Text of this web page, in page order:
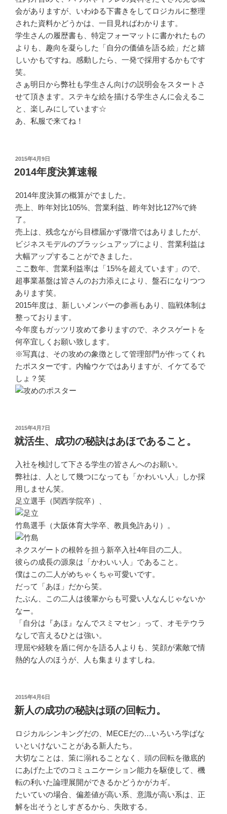
会がありますが、いわゆる下書きをしてロジカルに整理
された資料かどうかは、一目見ればわかります。
学生さんの履歴書も、特定フォーマットに書かれたもの
よりも、趣向を凝らした「自分の価値を語る絵」だと嬉
しいかもですね。感動したら、一発で採用するかもです
笑。
さぁ明日から弊社も学生さん向けの説明会をスタートさ
せて頂きます。ステキな絵を描ける学生さんに会えるこ
と、楽しみにしています☆
あ、私服で来てね！
投
稿
日:
2015年4月9日
2014年度決算速報
2014年度決算の概算がでました。
売上、昨年対比105%、営業利益、昨年対比127%で終
了。
売上は、残念ながら目標届かず微増ではありましたが、
ビジネスモデルのブラッシュアップにより、営業利益は
大幅アップすることができました。
ここ数年、営業利益率は「15%を超えています」ので、
超事業基盤は皆さんのお力添えにより、盤石になりつつ
あります笑。
2015年度は、新しいメンバーの参画もあり、臨戦体制は
整っております。
今年度もガッツリ攻めて参りますので、ネクスゲートを
何卒宜しくお願い致します。
※写真は、その攻めの象徴として管理部門が作ってくれ
たポスターです。内輪ウケではありますが、イケてるで
しょ？笑
投
稿
日:
2015年4月7日
就活生、成功の秘訣はあほであること。
入社を検討して下さる学生の皆さんへのお願い。
弊社は、人として幾つになっても「かわいい人」しか採
用しません笑。
足立選手（関西学院卒）、
竹島選手（大阪体育大学卒、教員免許あり）。
ネクスゲートの根幹を担う新卒入社4年目の二人。
彼らの成長の源泉は「かわいい人」であること。
僕はこの二人がめちゃくちゃ可愛いです。
だって「あほ」だから笑。
たぶん、この二人は後輩からも可愛い人なんじゃないか
なー。
「自分は『あほ』なんでスミマセン」って、オモテウラ
なしで言えるひとは強い。
理屈や経験を盾に何かを語る人よりも、笑顔が素敵で情
熱的な人のほうが、人も集まりますしね。
投
稿
日:
2015年4月6日
新人の成功の秘訣は頭の回転力。
ロジカルシンキングだの、MECEだの…いろいろ学ばな
いといけないことがある新人たち。
大切なことは、策に溺れることなく、頭の回転を徹底的
にあげた上でのコミュニケーション能力を駆使して、機
転の利いた論理展開ができるかどうかがカギ。
たいていの場合、偏差値が高い系、意識が高い系は、正
解を出そうとしすぎるから、失敗する。